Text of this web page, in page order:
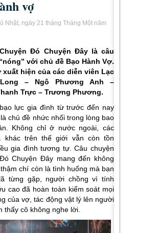
vợ
Nhật, ngày 21 tháng Tháng Một năm
Đó Chuyện Đây là câu
với chủ đề Bạo Hành Vợ.
xuất hiện của các diễn viên Lạc
Long – Ngô Phương Anh –
Trực – Trương Phương.
lực gia đình từ trước đến nay
chủ đề nhức nhối trong lòng bao
Không chỉ ở nước ngoài, các
khác trên thế giới vẫn còn tồn
gia đình tương tự. Câu chuyện
Chuyện Đây mang đến không
chí còn là tình huống mà bạn
từng gặp, người chồng vì tính
cao đã hoàn toàn kiểm soát mọi
của vợ, tác động vật lý lên người
thấy cô không nghe lời.